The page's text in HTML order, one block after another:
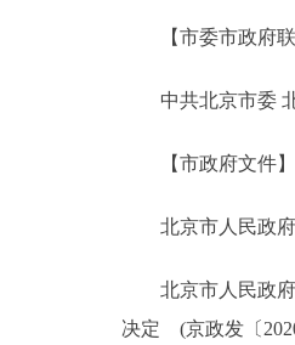
决策公
政务服务
个人服
中介服
【市委市政府联
中共北京市委 北
【市政府文件】
北京市人民政府
北京市人民政府
决定 (京政发〔